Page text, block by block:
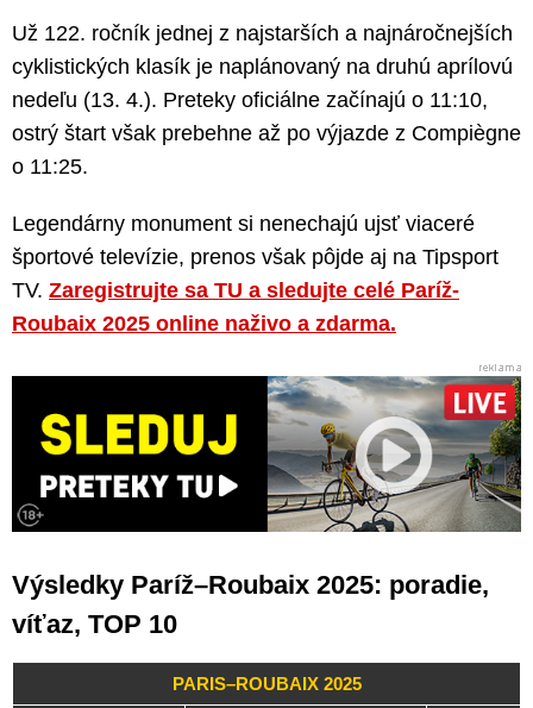
Už 122. ročník jednej z najstarších a najnáročnejších
cyklistických klasík je naplánovaný na druhú aprílovú
nedeľu (13. 4.). Preteky oficiálne začínajú o 11:10,
ostrý štart však prebehne až po výjazde z Compiègne
o 11:25.
Legendárny monument si nenechajú ujsť viaceré
športové televízie, prenos však pôjde aj na Tipsport
TV. Zaregistrujte sa TU a sledujte celé Paríž-
Roubaix 2025 online naživo a zdarma.
Výsledky Paríž–Roubaix 2025: poradie,
víťaz, TOP 10
PARIS–ROUBAIX 2025